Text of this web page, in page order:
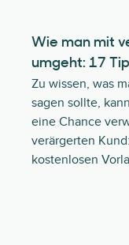
Wie man mit
umgeht: 17
Zu wissen, was
sagen sollte,
eine Chance
verärgerten
kostenlosen